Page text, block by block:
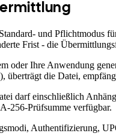
und Pflichtmodus
Frist - die
oder Ihre Anwendung
die Datei,
darf einschließlich
256-Prüfsumme verfügbar.
Authentifizierung,